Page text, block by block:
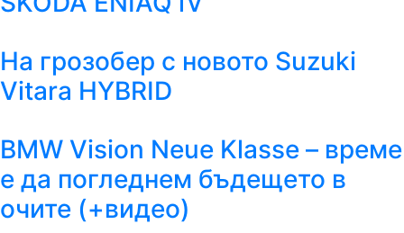
На грозобер с новото Suzuki
Vitara HYBRID
BMW Vision Neue Klasse – време
е да погледнем бъдещето в
очите (+видео)